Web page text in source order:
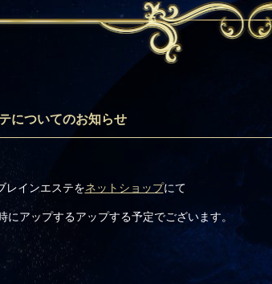
についてのお知らせ
レインエステをネットショップにて
にアップするアップする予定でございます。